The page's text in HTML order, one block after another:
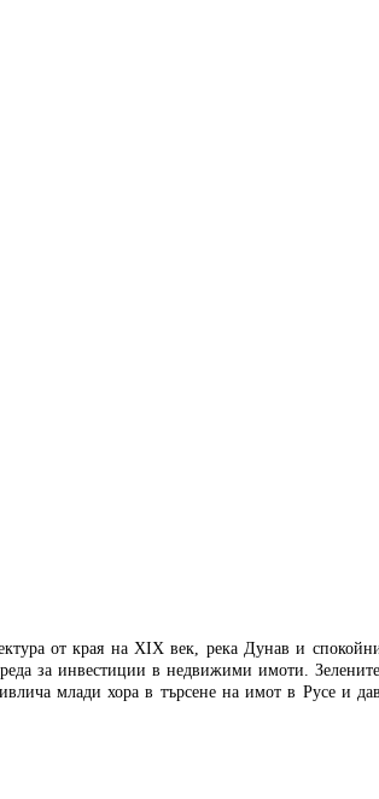
от края на XIX век, река Дунав и
за инвестиции в недвижими имоти.
млади хора в търсене на имот в Русе и